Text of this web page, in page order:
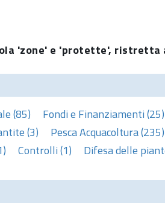
'zone' e 'protette', ristretta
(85) Fondi e Finanziamenti (25)
(3)
Pesca Acquacoltura (235)
Controlli (1) Difesa delle